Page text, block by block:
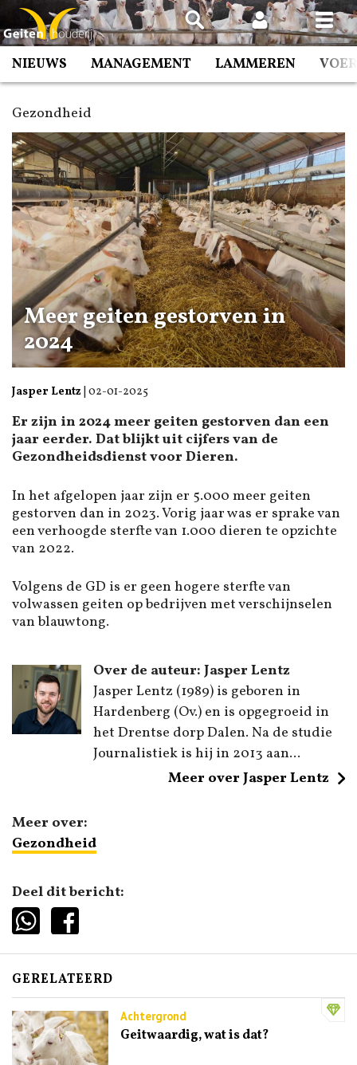
Spring
naar
inhoud
NIEUWS MANAGEMENT LAMMEREN
Gezondheid
Meer geiten gestorven in
2024
Jasper Lentz 02-01-2025
Er zijn in 2024 meer geiten gestorven dan een
jaar eerder. Dat blijkt uit cijfers van de
Gezondheidsdienst voor Dieren.
In het afgelopen jaar zijn er 5.000 meer geiten
gestorven dan in 2023. Vorig jaar was er sprake van
een verhoogde sterfte van 1.000 dieren te opzichte
van 2022.
Volgens de GD is er geen hogere sterfte van
volwassen geiten op bedrijven met verschijnselen
van blauwtong.
Over de auteur: Jasper Lentz
Jasper Lentz (1989) is geboren in
Hardenberg (Ov.) en is opgegroeid in
het Drentse dorp Dalen. Na de studie
Journalistiek is hij in 2013 aan...
Meer over Jasper Lentz
Meer over:
Gezondheid
Deel dit bericht:
GERELATEERD
Achtergrond
Geitwaardig, wat is dat?